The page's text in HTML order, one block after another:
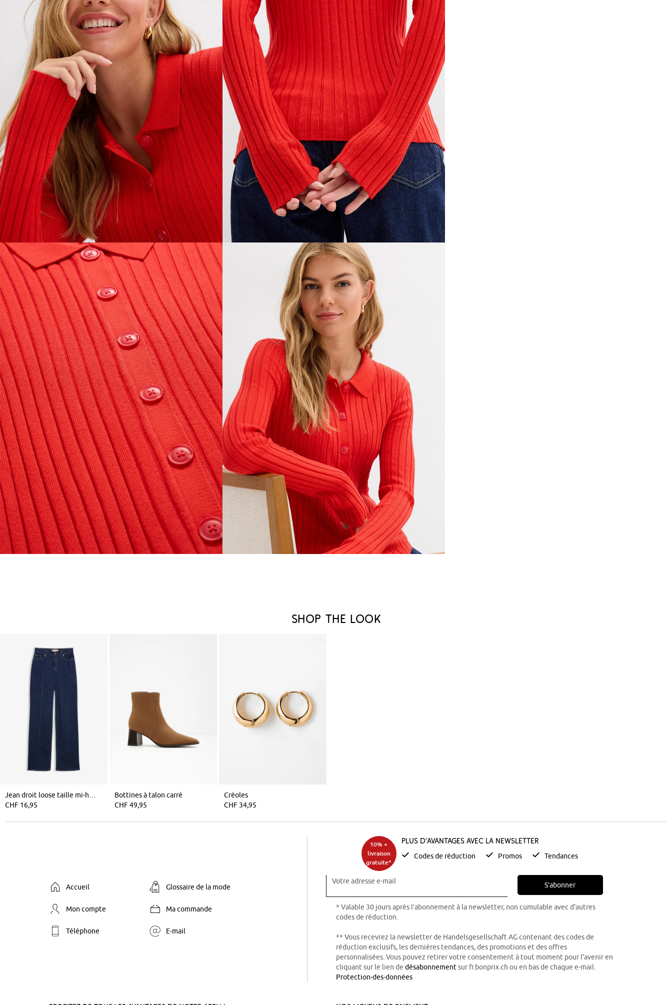
Shop the look
CHF 16,95
Bottines à talon carré
CHF 49,95
Créoles
CHF 34,95
Accueil Glossaire de la mode
Mon compte Ma commande
Téléphone E-mail
10% +
livraison
gratuite*
Plus d’avantages avec la newsletter
Codes de réduction Promos Tendances
Votre adresse e-mail S’abonner
* Valable 30 jours après l’abonnement à la newsletter, non cumulable avec d'autres
codes de réduction.
** Vous recevrez la newsletter de Handelsgesellschaft AG contenant des codes de
réduction exclusifs, les dernières tendances, des promotions et des offres
personnalisées. Vous pouvez retirer votre consentement à tout moment pour l'avenir en
cliquant sur le lien de désabonnementsur fr.bonprix.ch ou en bas de chaque e-mail.
Protection-des-données